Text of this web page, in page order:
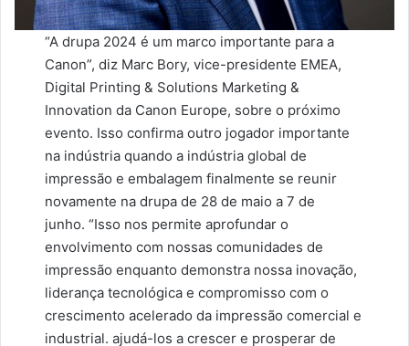
“A drupa 2024 é um marco importante para a
Canon”, diz Marc Bory, vice-presidente EMEA,
Digital Printing & Solutions Marketing &
Innovation da Canon Europe, sobre o próximo
evento. Isso confirma outro jogador importante
na indústria quando a indústria global de
impressão e embalagem finalmente se reunir
novamente na drupa de 28 de maio a 7 de
junho. “Isso nos permite aprofundar o
envolvimento com nossas comunidades de
impressão enquanto demonstra nossa inovação,
liderança tecnológica e compromisso com o
crescimento acelerado da impressão comercial e
industrial. ajudá-los a crescer e prosperar de